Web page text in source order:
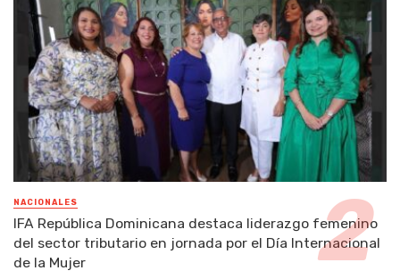
NACIONALES
IFA República Dominicana destaca liderazgo femenino
del sector tributario en jornada por el Día Internacional
de la Mujer